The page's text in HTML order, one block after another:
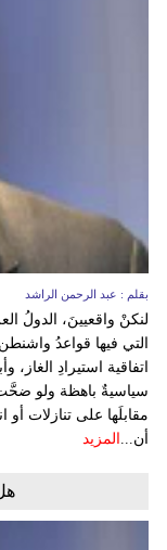
بقلم : عبد الرحمن الراشد
لنكنْ واقعيينَ، الدولُ
التي فيها قواعدُ
اتفاقية استيرادِ
سياسيةٌ باهظة ولو ضحَّت
مقابلَها على تنازلات
أن... المزيد